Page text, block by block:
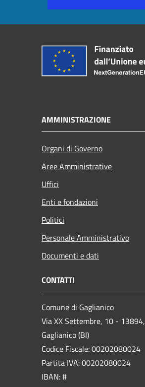
AMMINISTRAZIONE
Organi di Governo
Aree Amministrative
Uffici
Enti e fondazioni
Politici
Personale Amministrativo
Documenti e dati
CONTATTI
Comune di Gaglianico
Via XX Settembre, 10 - 13894,
Gaglianico (BI)
Codice Fiscale: 00202080024
Partita IVA: 00202080024
IBAN: #